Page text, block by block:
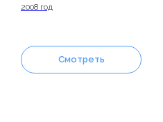
2008 год
Смотреть